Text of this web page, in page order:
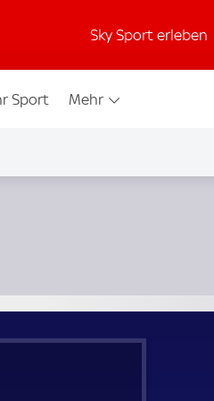
Sky Sport erleben
Sport Mehr